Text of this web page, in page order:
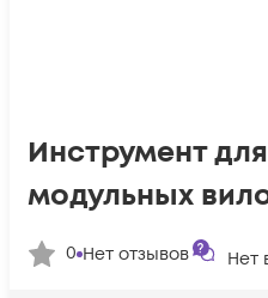
Инструмент
модульных
0 Нет отзывов Нет